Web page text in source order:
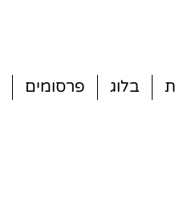
בלוג פרסומים